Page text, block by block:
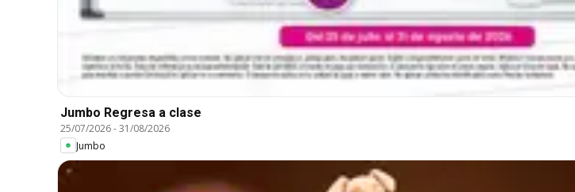
Jumbo Regresa a clase
25/07/2026-31/08/2026
Jumbo